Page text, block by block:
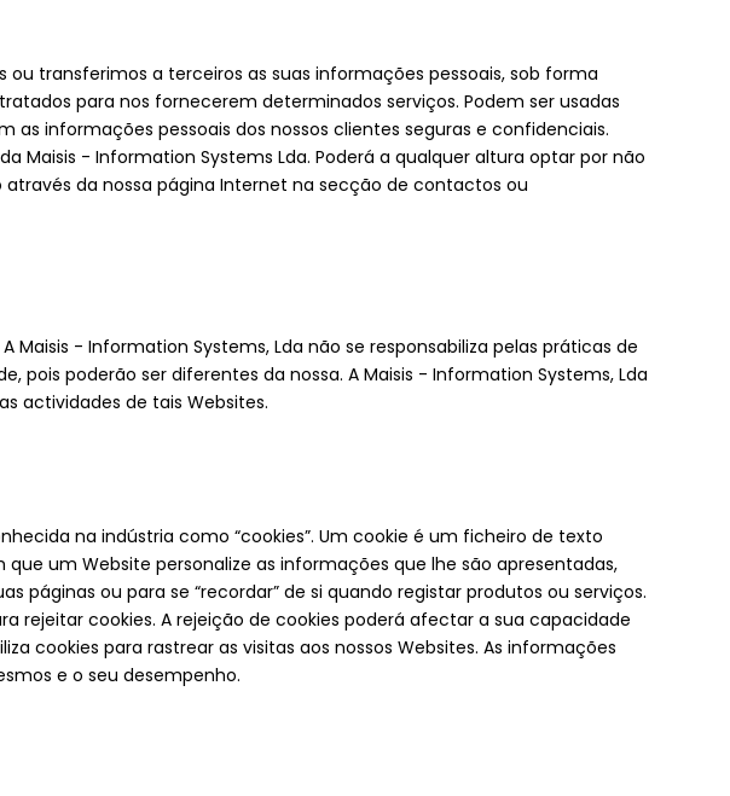
transferimos a terceiros as suas informações pessoais, sob forma
para nos fornecerem determinados serviços. Podem ser usadas
informações pessoais dos nossos clientes seguras e confidenciais.
Maisis - Information Systems Lda. Poderá a qualquer altura optar por não
da nossa página Internet na secção de contactos ou
- Information Systems, Lda não se responsabiliza pelas práticas de
pois poderão ser diferentes da nossa. A Maisis - Information Systems, Lda
actividades de tais Websites.
na indústria como “cookies”. Um cookie é um ficheiro de texto
um Website personalize as informações que lhe são apresentadas,
páginas ou para se “recordar” de si quando registar produtos ou serviços.
rejeitar cookies. A rejeição de cookies poderá afectar a sua capacidade
cookies para rastrear as visitas aos nossos Websites. As informações
e o seu desempenho.